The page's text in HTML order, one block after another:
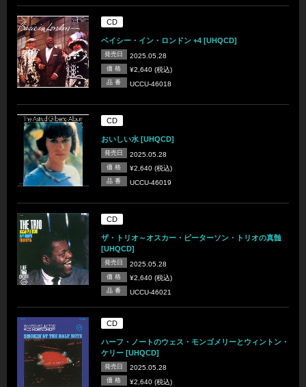
CD
ベイシー・イン・ロンドン +4 [UHQCD]
発売日 2025.05.28
価 格 ¥2,640 (税込)
品 番 UCCU-46018
CD
おいしい水 [UHQCD]
発売日 2025.05.28
価 格 ¥2,640 (税込)
品 番 UCCU-46019
CD
ザ・トリオ～オスカー・ピーターソン・トリオの真髄
[UHQCD]
発売日 2025.05.28
価 格 ¥2,640 (税込)
品 番 UCCU-46021
CD
ハーフ・ノートのウェス・モンゴメリーとウィントン・
ケリー [UHQCD]
発売日 2025.05.28
価 格 ¥2,640 (税込)